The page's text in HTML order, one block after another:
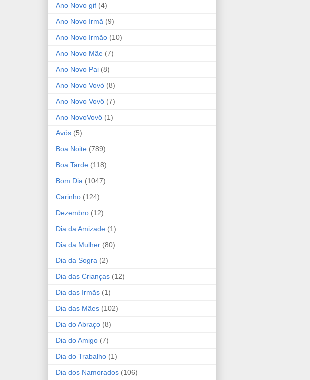
Ano Novo gif (4)
Ano Novo Irmã (9)
Ano Novo Irmão (10)
Ano Novo Mãe (7)
Ano Novo Pai (8)
Ano Novo Vovó (8)
Ano Novo Vovô (7)
Ano NovoVovô (1)
Avós (5)
Boa Noite (789)
Boa Tarde (118)
Bom Dia (1047)
Carinho (124)
Dezembro (12)
Dia da Amizade (1)
Dia da Mulher (80)
Dia da Sogra (2)
Dia das Crianças (12)
Dia das Irmãs (1)
Dia das Mães (102)
Dia do Abraço (8)
Dia do Amigo (7)
Dia do Trabalho (1)
Dia dos Namorados (106)